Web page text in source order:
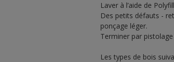
Laver à l’aide de
Des petits défauts -
ponçage léger.
Terminer par
Les types de bois